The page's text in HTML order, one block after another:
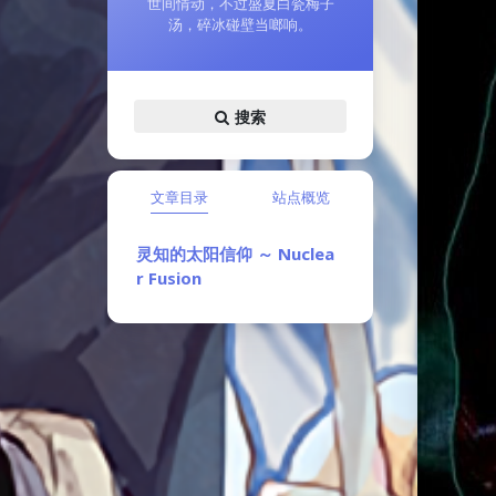
汤，碎冰碰壁当啷响。
搜索
文章目录 站点概览
灵知的太阳信仰 ～ Nuclea
r Fusion